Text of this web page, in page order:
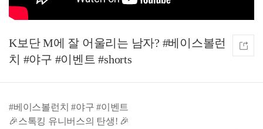
K보단 M에 잘 어울리는 남자? #베이스볼런
치 #야구 #이벤트 #shorts
#베이스볼런치 #야구 #이벤트
🎉스톡킹 유니버스의 탄생! 🎉